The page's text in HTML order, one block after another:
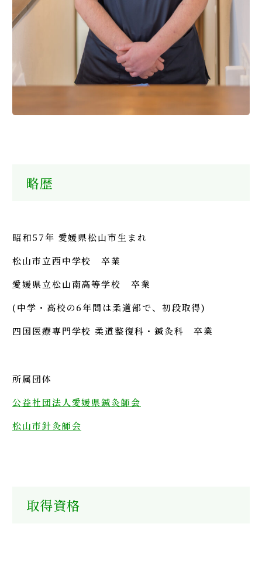
略歴
昭和57年 愛媛県松山市生まれ
松山市立西中学校 卒業
愛媛県立松山南高等学校 卒業
(中学・高校の6年間は柔道部で、初段取得)
四国医療専門学校 柔道整復科・鍼灸科 卒業
所属団体
公益社団法人愛媛県鍼灸師会
松山市針灸師会
取得資格